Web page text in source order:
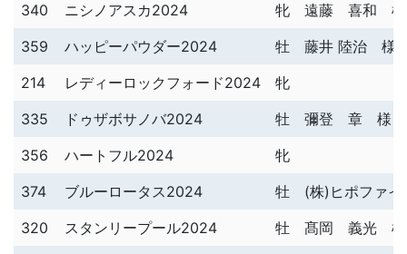
340
ニシノアスカ2024 牝
遠藤 喜和 様
359
ハッピーパウダー2024 牡
藤井 陸治 様
214
レディーロックフォード2024
牝
335
ドゥザボサノバ2024 牡
彌登 章 様
356
ハートフル2024
牝
374
ブルーロータス2024 牡
(株)ヒポファ
320
スタンリープール2024 牡
髙岡 義光 様